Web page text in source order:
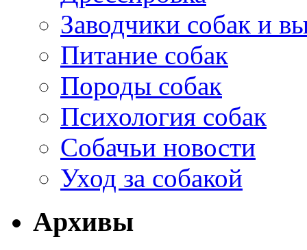
Заводчики собак и
Питание собак
Породы собак
Психология собак
Собачьи новости
Уход за собакой
Архивы